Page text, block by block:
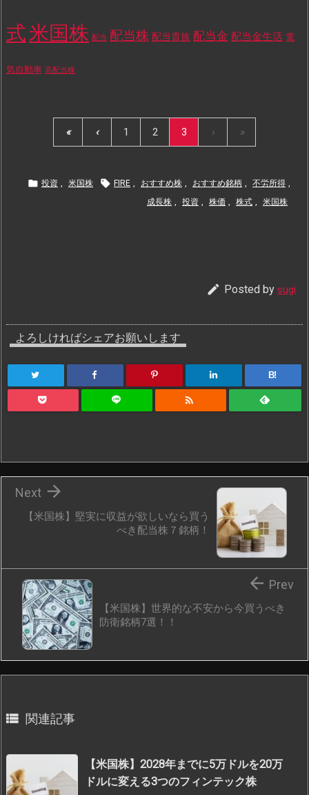
式米国株 配当 配当株 配当貴族 配当金 配当金生活 電
気自動車 高配当株
« ‹ 1 2 3 › »
 投資 , 米国株  FIRE , おすすめ株 , おすすめ銘柄 , 不労所得 ,
成長株 , 投資 , 株価 , 株式 , 米国株
 Posted by sugi
よろしければシェアお願いします
B!

【米国株】堅実に収益が欲しいなら買う
べき配当株７銘柄！

Next
【米国株】世界的な不安から今買うべき
防衛銘柄7選！！
 Prev
 関連記事
【米国株】2028年までに5万ドルを20万
ドルに変える3つのフィンテック株